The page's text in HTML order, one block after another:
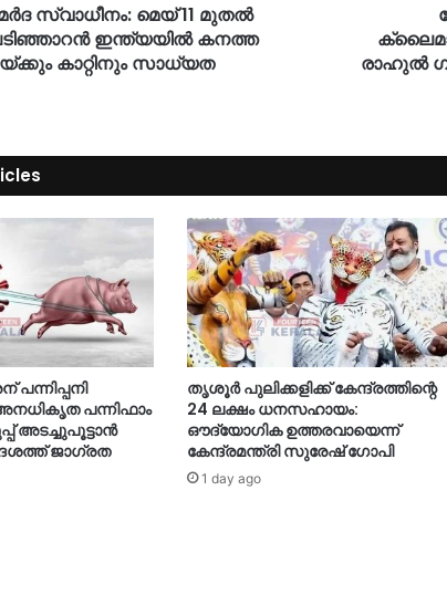
സ്വാധീനം: മെയ് 11 മുതൽ
ഇന്ത്യയിൽ കനത്ത
കാറ്റിനും സാധ്യത
രാഹുൽ
അനധികൃത പന്നിഫാം
അടച്ചുപൂട്ടാൻ
ജാഗ്രത
തൃശൂർ പുലിക്കളിക്ക് കേന്ദ്രത്തിന്റെ
24 ലക്ഷം ധനസഹായം:
ഔദ്യോഗിക ഉത്തരവായെന്ന്
കേന്ദ്രമന്ത്രി സുരേഷ് ഗോപി
1 day ago